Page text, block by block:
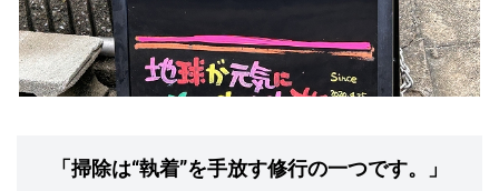
「掃除は“執着”を手放す修行の一つです。」